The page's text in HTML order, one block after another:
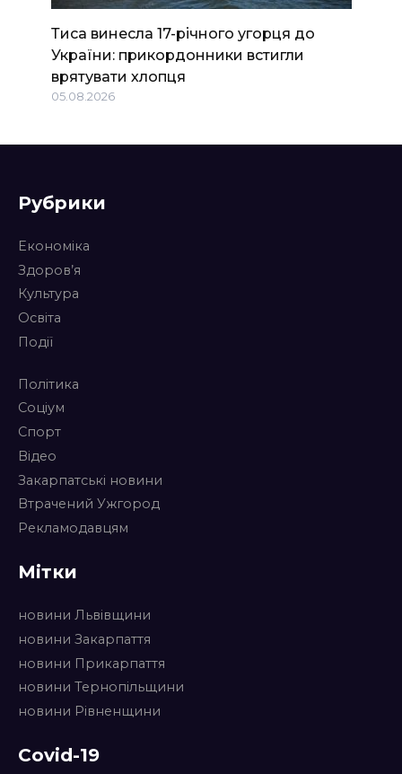
Тиса винесла 17-річного угорця до
України: прикордонники встигли
врятувати хлопця
05.08.2026
Рубрики
Економіка
Здоров’я
Культура
Освіта
Події
Політика
Соціум
Спорт
Відео
Закарпатські новини
Втрачений Ужгород
Рекламодавцям
Мітки
новини Львівщини
новини Закарпаття
новини Прикарпаття
новини Тернопільщини
новини Рівненщини
Covid-19